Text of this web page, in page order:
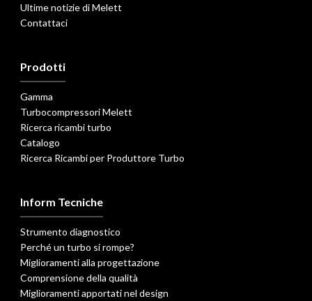
Ultime notizie di Melett
Contattaci
Prodotti
Gamma
Turbocompressori Melett
Ricerca ricambi turbo
Catalogo
Ricerca Ricambi per Produttore Turbo
Inform Tecniche
Strumento diagnostico
Perché un turbo si rompe?
Miglioramenti alla progettazione
Comprensione della qualità
Miglioramenti apportati nel design